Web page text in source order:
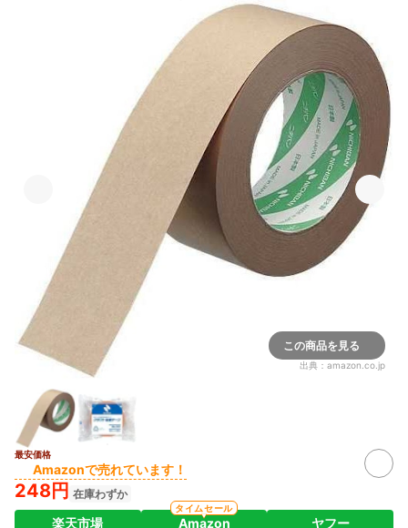
この商品を見る
出典： amazon.co.jp
最安価格
Amazonで売れています！
248円 在庫わずか
楽天市場 Amazon
タイムセール
ヤフー